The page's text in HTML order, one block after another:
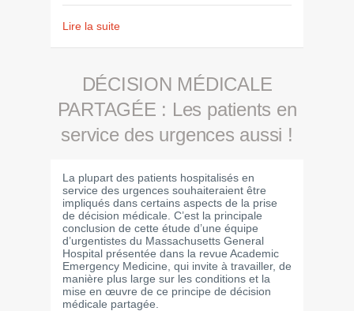
Lire la suite
DÉCISION MÉDICALE
PARTAGÉE : Les patients en
service des urgences aussi !
La plupart des patients hospitalisés en
service des urgences souhaiteraient être
impliqués dans certains aspects de la prise
de décision médicale. C’est la principale
conclusion de cette étude d’une équipe
d’urgentistes du Massachusetts General
Hospital présentée dans la revue Academic
Emergency Medicine, qui invite à travailler, de
manière plus large sur les conditions et la
mise en œuvre de ce principe de décision
médicale partagée.